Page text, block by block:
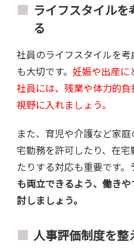
ライフスタイル
る
社員のライフスタイルを
も大切です。 妊娠や出産に
社員には、残業や体力的
視野に入れましょう。
また、育児や介護など家
宅勤務を許可したり、在
たりする対応も重要です。
も両立できるよう、働き
討しましょう。
人事評価制度を整